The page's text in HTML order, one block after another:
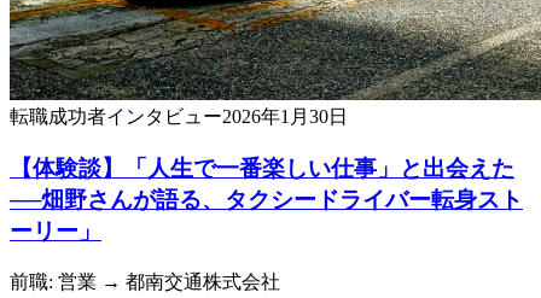
転職成功者インタビュー2026年1月30日
【体験談】「人生で一番楽しい仕事」と出会えた
──畑野さんが語る、タクシードライバー転身スト
ーリー」
前職: 営業 → 都南交通株式会社